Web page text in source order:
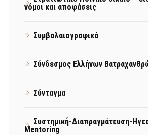
νόμοι και αποφάσεις
Συμβολαιογραφικά
Σύνδεσμος Ελλήνων
Σύνταγμα
Συστημική-Διαπραγμάτευση-
Mentoring